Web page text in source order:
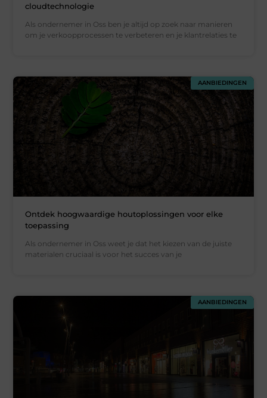
cloudtechnologie
Als ondernemer in Oss ben je altijd op zoek naar manieren
om je verkoopprocessen te verbeteren en je klantrelaties te
AANBIEDINGEN
Ontdek hoogwaardige houtoplossingen voor elke
toepassing
Als ondernemer in Oss weet je dat het kiezen van de juiste
materialen cruciaal is voor het succes van je
AANBIEDINGEN